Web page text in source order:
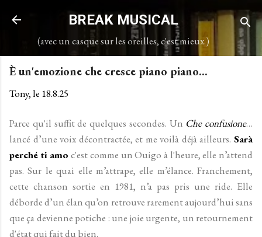
Accéder au contenu principal
BREAK MUSICAL
(avec un casque sur les oreilles, c'est mieux.)
È un'emozione che cresce piano piano...
Tony, le 18.8.25
Parce qu'il suffit de quelques secondes. Un Che confusione…
lancé d’une voix décontractée, et me voilà déjà ailleurs. Sarà
perché ti amo c'est comme un Ouigo à l'heure, elle n’attend
pas. Sur le quai elle m’attrape, elle m’élance. Franchement,
cette chanson sortie en 1981, n’a pas pris une ride. Elle
déborde d’un élan qu’on retrouve rarement aujourd’hui sans
que ça devienne potiche : une joie urgente, un retournement
d'état qui fait du bien.